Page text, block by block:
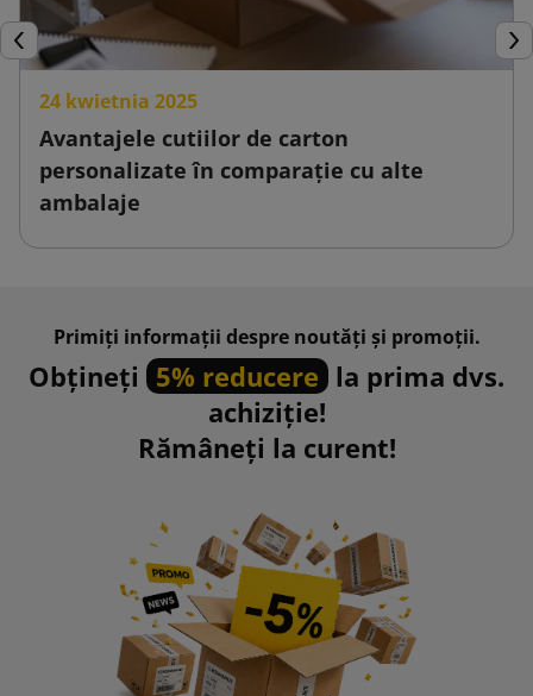
Inapoi
24 kwietnia 2025
Avantajele cutiilor de carton
personalizate în comparație cu alte
ambalaje
Primiți informații despre noutăți și promoții.
Obțineți 5% reducere la prima dvs.
achiziție!
Rămâneți la curent!